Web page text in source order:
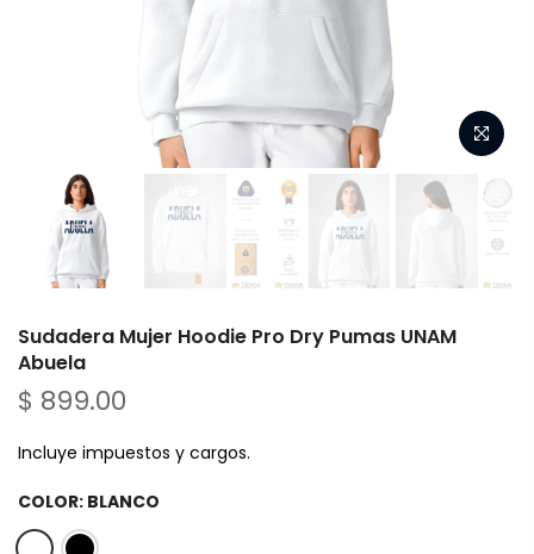
Sudadera Mujer Hoodie Pro Dry Pumas UNAM
Abuela
$ 899.00
Incluye impuestos y cargos.
COLOR: BLANCO